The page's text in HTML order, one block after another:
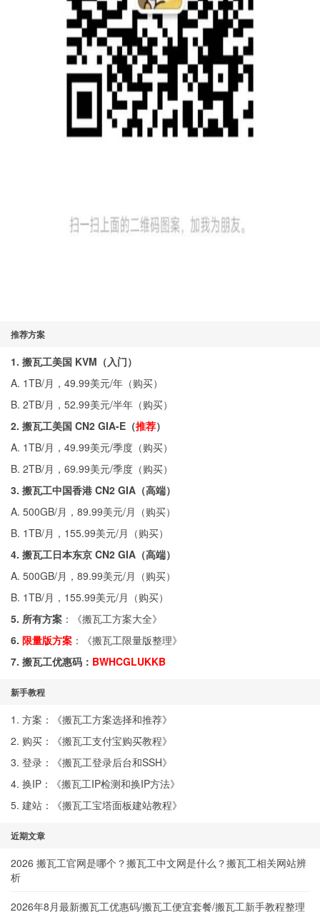
推荐方案
1. 搬瓦工美国 KVM（入门）
A. 1TB/月，49.99美元/年（购买）
B. 2TB/月，52.99美元/半年（购买）
2. 搬瓦工美国 CN2 GIA-E（推荐）
A. 1TB/月，49.99美元/季度（购买）
B. 2TB/月，69.99美元/季度（购买）
3. 搬瓦工中国香港 CN2 GIA（高端）
A. 500GB/月，89.99美元/月（购买）
B. 1TB/月，155.99美元/月（购买）
4. 搬瓦工日本东京 CN2 GIA（高端）
A. 500GB/月，89.99美元/月（购买）
B. 1TB/月，155.99美元/月（购买）
5. 所有方案 ：《搬瓦工方案大全》
6. 限量版方案 ：《搬瓦工限量版整理》
7. 搬瓦工优惠码： BWHCGLUKKB
新手教程
1. 方案：《搬瓦工方案选择和推荐》
2. 购买：《搬瓦工支付宝购买教程》
3. 登录：《搬瓦工登录后台和SSH》
4. 换IP：《搬瓦工IP检测和换IP方法》
5. 建站：《搬瓦工宝塔面板建站教程》
近期文章
2026 搬瓦工官网是哪个？搬瓦工中文网是什么？搬瓦工相关网站辨
析
2026年8月最新搬瓦工优惠码/搬瓦工便宜套餐/搬瓦工新手教程整理